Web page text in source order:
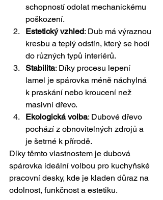
schopností odolat mechanickému
poškození.
Estetický vzhled: Dub má výraznou
kresbu a teplý odstín, který se hodí
do různých typů interiérů.
Stabilita: Díky procesu lepení
lamel je spárovka méně náchylná
k praskání nebo kroucení než
masivní dřevo.
Ekologická volba: Dubové dřevo
pochází z obnovitelných zdrojů a
je šetrné k přírodě.
Díky těmto vlastnostem je dubová
spárovka ideální volbou pro kuchyňské
pracovní desky, kde je kladen důraz na
odolnost, funkčnost a estetiku.